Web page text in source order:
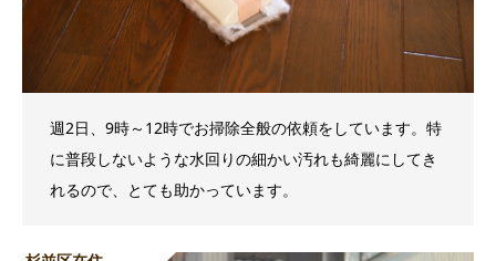
週2日、9時～12時でお掃除全般の依頼をしています。特
に普段しないような水回りの細かい汚れも綺麗にしてき
れるので、とても助かっています。